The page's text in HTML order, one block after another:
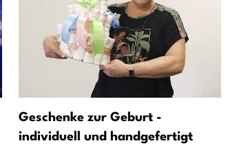
Geschenke zur Geburt -
individuell und handgefertigt